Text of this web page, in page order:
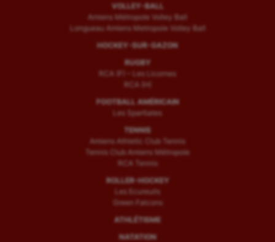
VOLLEY-BALL
Amiens Métropole Volley Ball
Longueau Amiens Metropole Volley Ball
HOCKEY-SUR-GAZON
RUGBY
RCA (F) – Les Licornes
RCA (H)
FOOTBALL AMÉRICAIN
Les Spartiates
TENNIS
Amiens Athletic Club Tennis
Tennis Club Amiens Métropole
RCA Tennis
ROLLER-HOCKEY
Les Ecureuils
Green Falcons
ATHLÉTISME
NATATION